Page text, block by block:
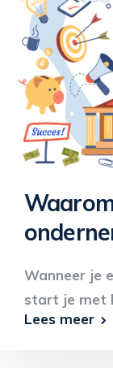
Wanneer je
start je met
Lees meer